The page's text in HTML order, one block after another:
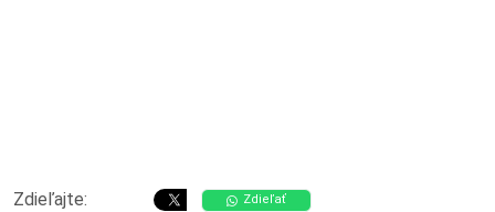
Zdieľajte: Zdieľať